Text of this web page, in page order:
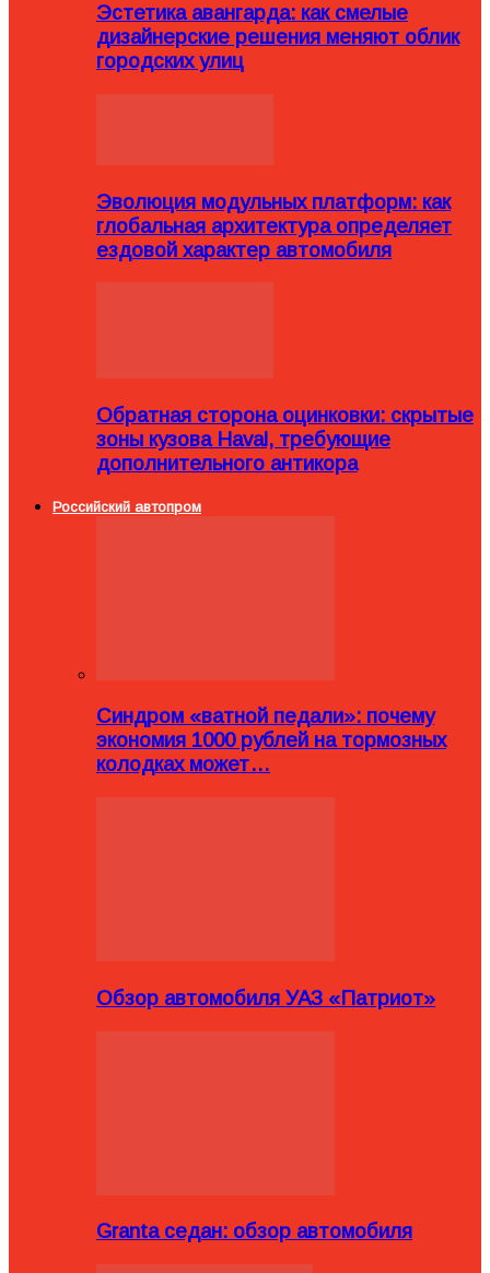
Эстетика авангарда: как смелые
дизайнерские решения меняют облик
городских улиц
Эволюция модульных платформ: как
глобальная архитектура определяет
ездовой характер автомобиля
Обратная сторона оцинковки: скрытые
зоны кузова Haval, требующие
дополнительного антикора
Российский автопром
Синдром «ватной педали»: почему
экономия 1000 рублей на тормозных
колодках может…
Обзор автомобиля УАЗ «Патриот»
Granta седан: обзор автомобиля